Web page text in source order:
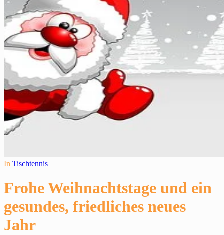
In Tischtennis
Frohe Weihnachtstage und ein
gesundes, friedliches neues
Jahr